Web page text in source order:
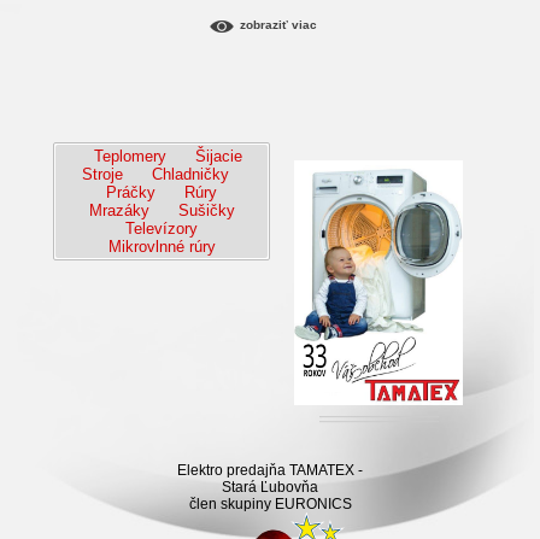
zobraziť viac
Teplomery
Šijacie
Stroje
Chladničky
Práčky
Rúry
Mrazáky
Sušičky
Televízory
Mikrovlnné rúry
Elektro predajňa TAMATEX -
Stará Ľubovňa
člen skupiny EURONICS